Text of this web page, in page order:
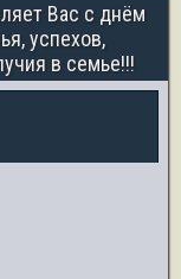
Вас с днём
успехов,
в семье!!!